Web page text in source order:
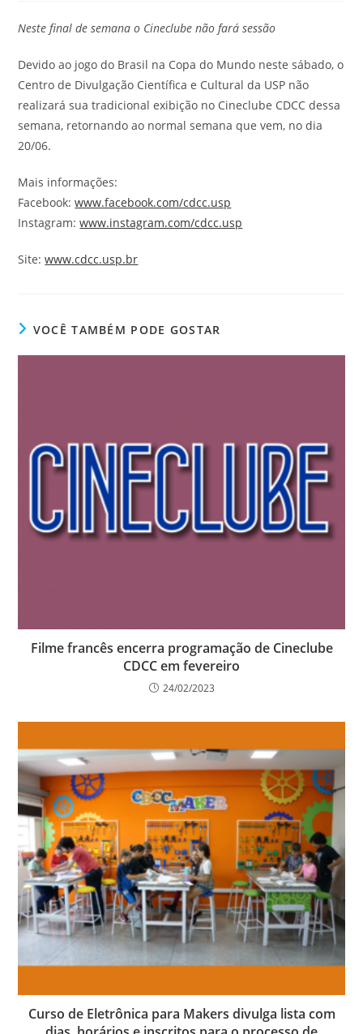
Neste final de semana o Cineclube não fará sessão
Devido ao jogo do Brasil na Copa do Mundo neste sábado, o
Centro de Divulgação Científica e Cultural da USP não
realizará sua tradicional exibição no Cineclube CDCC dessa
semana, retornando ao normal semana que vem, no dia
20/06.
Mais informações:
Facebook:www.facebook.com/cdcc.usp
Instagram:www.instagram.com/cdcc.usp
Site:www.cdcc.usp.br
VOCÊ TAMBÉM PODE GOSTAR
Filme francês encerra programação de Cineclube
CDCC em fevereiro
24/02/2023
Curso de Eletrônica para Makers divulga lista com